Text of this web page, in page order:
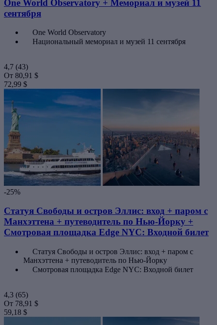
One World Observatory + Мемориал и музей 11
сентября
One World Observatory
Национальный мемориал и музей 11 сентября
4,7 (43)
От 80,91 $
72,99 $
-25%
Статуя Свободы и остров Эллис: вход + паром с
Манхэттена + путеводитель по Нью-Йорку +
Смотровая площадка Edge NYC: Входной билет
Статуя Свободы и остров Эллис: вход + паром с
Манхэттена + путеводитель по Нью-Йорку
Смотровая площадка Edge NYC: Входной билет
4,3 (65)
От 78,91 $
59,18 $